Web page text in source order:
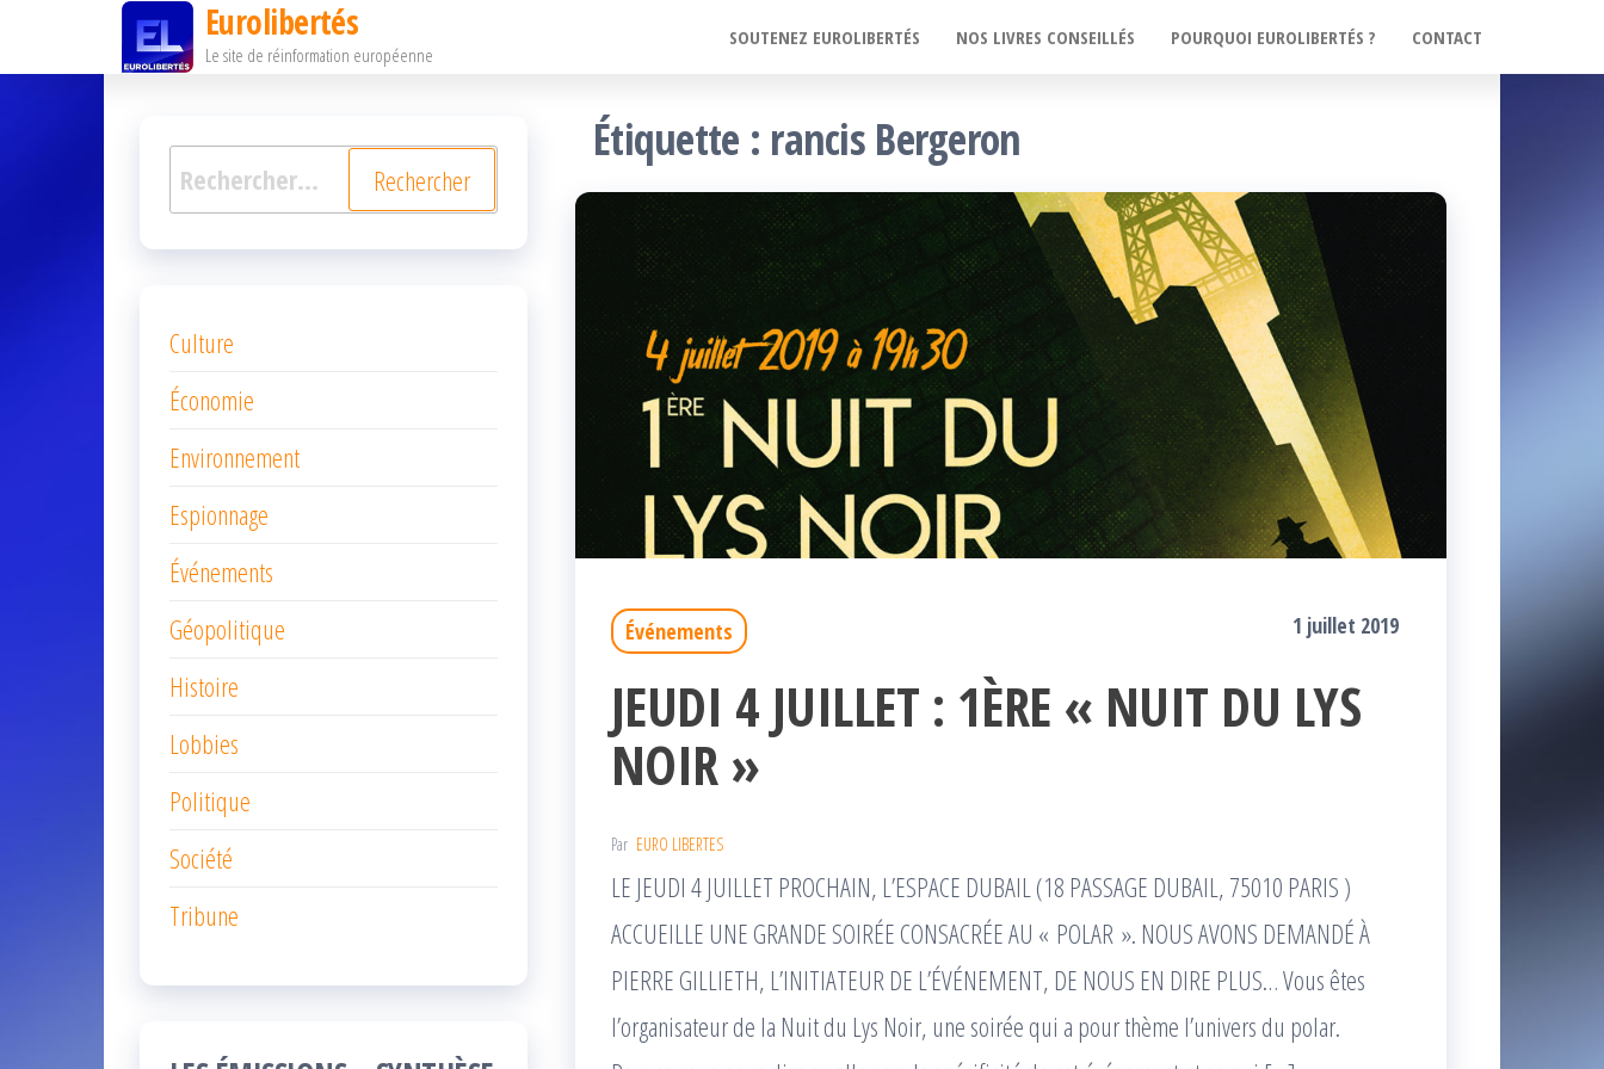
ce
Eurolibertés
Le site de réinformation européenne
SOUTENEZ EUROLIBERTÉS NOS LIVRES CONSEILLÉS POURQUOI EUROLIBERTÉS ? CONTACT
Étiquette : rancis Bergeron
Événements 1 juillet 2019
JEUDI 4 JUILLET : 1ÈRE « NUIT DU LYS
NOIR »
Par EURO LIBERTES
LE JEUDI 4 JUILLET PROCHAIN, L’ESPACE DUBAIL (18 PASSAGE DUBAIL, 75010 PARIS )
ACCUEILLE UNE GRANDE SOIRÉE CONSACRÉE AU « POLAR ». NOUS AVONS DEMANDÉ À
PIERRE GILLIETH, L’INITIATEUR DE L’ÉVÉNEMENT, DE NOUS EN DIRE PLUS… Vous êtes
l’organisateur de la Nuit du Lys Noir, une soirée qui a pour thème l’univers du polar.
Rechercher :
Culture
Économie
Environnement
Espionnage
Événements
Géopolitique
Histoire
Lobbies
Politique
Société
Tribune